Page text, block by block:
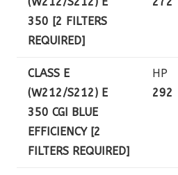
350 [2 FILTERS
REQUIRED]
CLASS E
(W212/S212) E
350 CGI BLUE
EFFICIENCY [2
FILTERS REQUIRED]
HP
292